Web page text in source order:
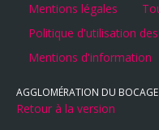
Mentions légales
Politique d'utilisation
Mentions d'information
AGGLOMÉRATION DU BOCAGE
Retour à la version